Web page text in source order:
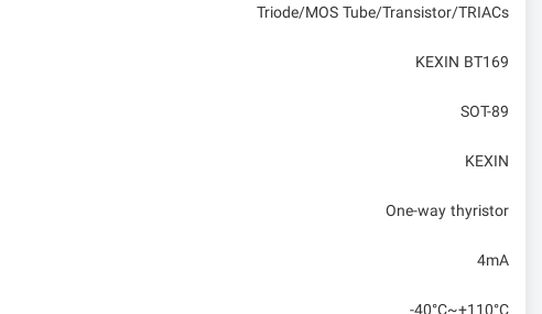
Triode/MOS Tube/Transistor/TRIACs
KEXIN BT169
SOT-89
KEXIN
One-way thyristor
4mA